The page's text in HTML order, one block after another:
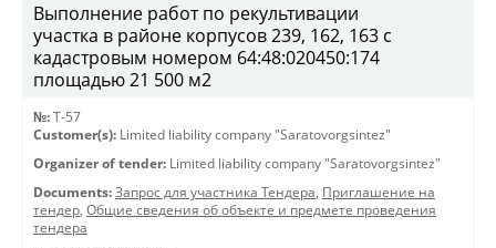
Выполнение работ по рекультивации
участка в районе корпусов 239, 162, 163 с
кадастровым номером 64:48:020450:174
площадью 21 500 м2
№: T-57
Customer(s): Limited liability company "Saratovorgsintez"
Organizer of tender: Limited liability company "Saratovorgsintez"
Documents: Запрос для участника Тендера, Приглашение на
тендер, Общие сведения об объекте и предмете проведения
тендера